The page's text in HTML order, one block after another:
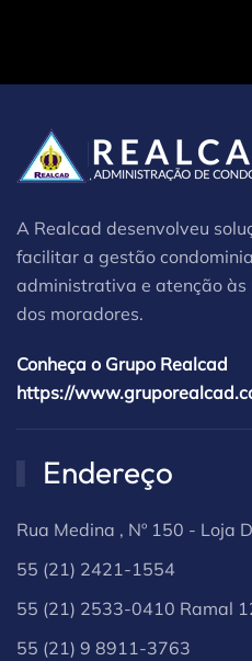
A Realcad desenvolveu
facilitar a gestão
administrativa e atenção às
dos moradores.
Conheça o Grupo Realcad
https://
Endereço
Rua Medina , Nº 150 - Loja D
55 (21) 2421-1554
55 (21) 2533-0410 Ramal
55 (21) 9 8911-3763